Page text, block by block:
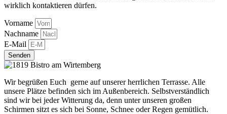
wirklich kontaktieren dürfen.
Vorname
Nachname
E-Mail
Senden
Wir begrüßen Euch gerne auf unserer herrlichen Terrasse. Alle
unsere Plätze befinden sich im Außenbereich. Selbstverständlich
sind wir bei jeder Witterung da, denn unter unseren großen
Schirmen sitzt es sich bei Sonne, Schnee oder Regen gemütlich.